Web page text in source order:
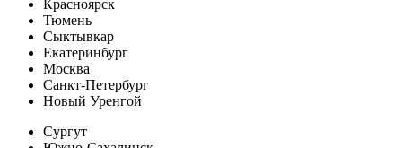
Красноярск
Тюмень
Сыктывкар
Екатеринбург
Москва
Санкт-Петербург
Новый Уренгой
Сургут